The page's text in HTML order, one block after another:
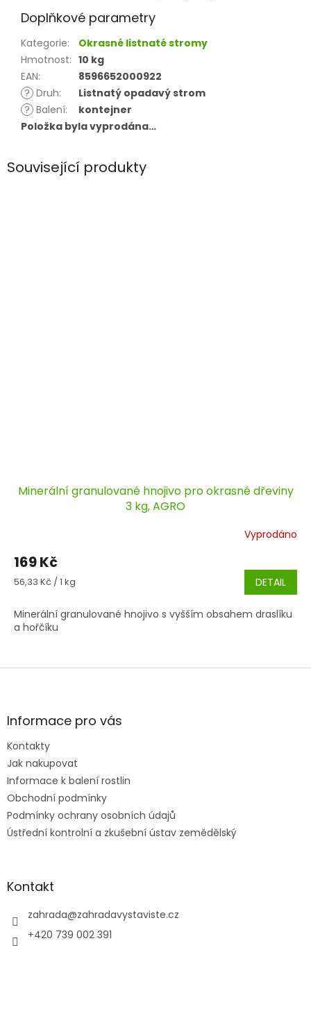
Doplňkové parametry
Kategorie:
Okrasné listnaté stromy
Hmotnost: 10 kg
EAN:
8596652000922
? Druh:
Listnatý opadavý strom
? Balení:
kontejner
Položka byla vyprodána…
Související produkty
Minerální granulované hnojivo pro okrasné dřeviny
3 kg, AGRO
Vyprodáno
169 Kč
Měrná
56,33 Kč / 1 kg DETAIL
Minerální granulované hnojivo s vyšším obsahem draslíku
a hořčíku
Z
aInformace pro vás
Kontakty
Jak nakupovat
Informace k balení rostlin
Obchodní podmínky
Podmínky ochrany osobních údajů
Ústřední kontrolní a zkušební ústav zemědělský
Kontakt
zahrada@zahradavystaviste.cz
+420 739 002 391